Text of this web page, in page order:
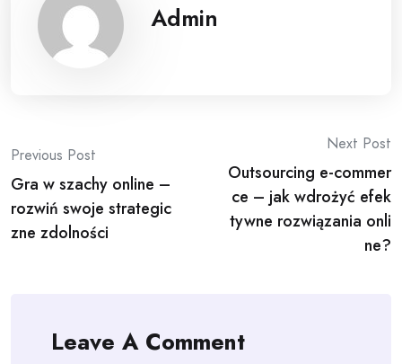
Admin
Post
navigation
Previous Post
Gra w szachy online –
rozwiń swoje strategic
zne zdolności
Next Post
Outsourcing e-commer
ce – jak wdrożyć efek
tywne rozwiązania onli
ne?
Leave A Comment